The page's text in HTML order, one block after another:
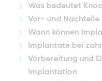
Was bedeutet
Vor- und
Wann können
Implantate bei
Vorbereitung und
Implantation